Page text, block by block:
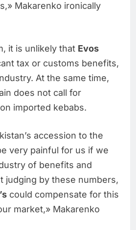
Makarenko ironically
it is unlikely that Evos
tax or customs benefits,
At the same time,
does not call for
imported kebabs.
accession to the
very painful for us if we
of benefits and
judging by these numbers,
could compensate for this
market,» Makarenko